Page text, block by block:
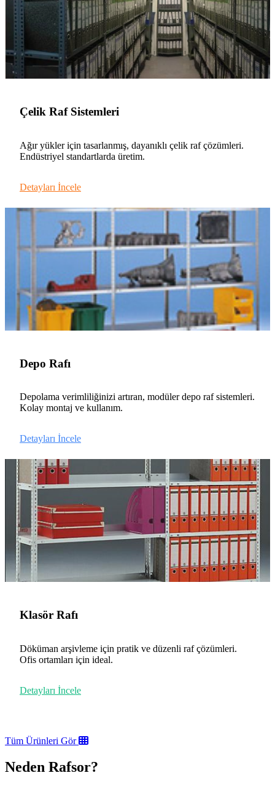
Çelik Raf Sistemleri
Ağır yükler için tasarlanmış, dayanıklı çelik raf çözümleri.
Endüstriyel standartlarda üretim.
Detayları İncele
Depo Rafı
Depolama verimliliğinizi artıran, modüler depo raf sistemleri.
Kolay montaj ve kullanım.
Detayları İncele
Klasör Rafı
Döküman arşivleme için pratik ve düzenli raf çözümleri.
Ofis ortamları için ideal.
Detayları İncele
Tüm Ürünleri Gör
Neden Rafsor?